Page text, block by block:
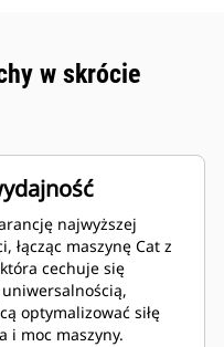
w skrócie
najwyższej
łącząc maszynę Cat z
która cechuje się
uniwersalnością,
optymalizować siłę
i moc maszyny.